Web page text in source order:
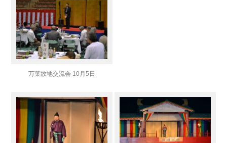
万葉故地交流会 10月5日